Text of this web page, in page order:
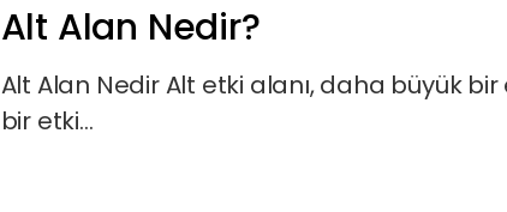
Alt Alan Nedir?
Alt Alan Nedir Alt etki alanı, daha büyük bir
bir etki...